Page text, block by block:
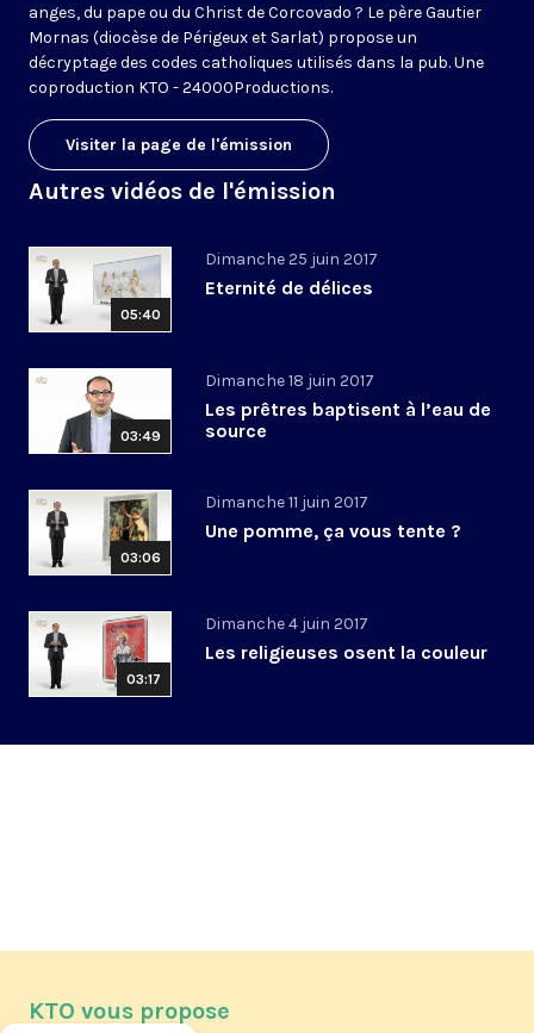
anges, du pape ou du Christ de Corcovado ? Le père Gautier
Mornas (diocèse de Périgeux et Sarlat) propose un
décryptage des codes catholiques utilisés dans la pub. Une
coproduction KTO - 24000Productions.
Visiter la page de l'émission
Autres vidéos de l'émission
05:40
Dimanche 25 juin 2017
Eternité de délices
03:49
Dimanche 18 juin 2017
Les prêtres baptisent à l’eau de
source
03:06
Dimanche 11 juin 2017
Une pomme, ça vous tente ?
03:17
Dimanche 4 juin 2017
Les religieuses osent la couleur
KTO vous propose